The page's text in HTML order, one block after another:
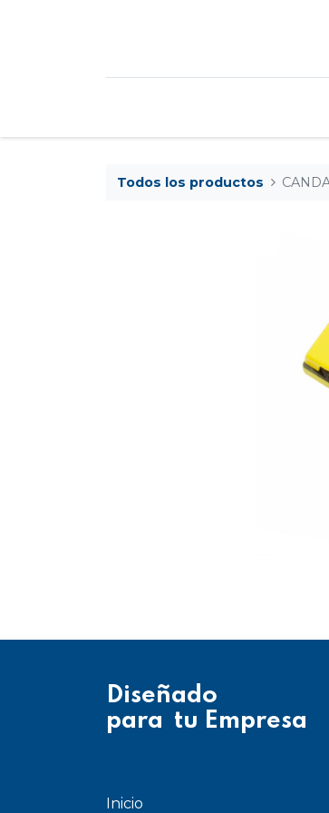
Todos los productos
Diseñado
para tu Empresa
Inicio